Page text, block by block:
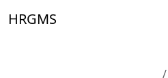
HRGMS